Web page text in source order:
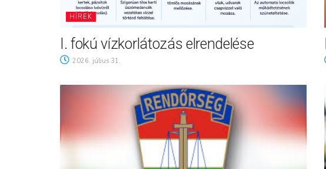
HÍREK
I. fokú vízkorlátozás elrendelése
2026. július 31.